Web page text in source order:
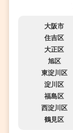
大阪市
住吉区
大正区
旭区
東淀川区
淀川区
福島区
西淀川区
鶴見区